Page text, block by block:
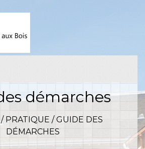
démarches
/ PRATIQUE /GUIDE DES
DÉMARCHES